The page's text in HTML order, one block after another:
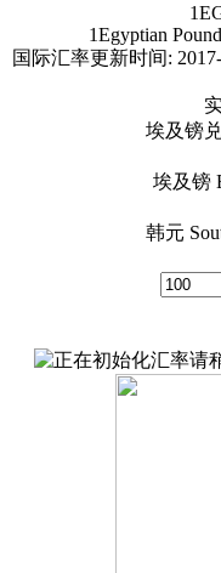
1
1Egyptian Pound
国际汇率更新时间:
埃及镑
埃及镑
韩元